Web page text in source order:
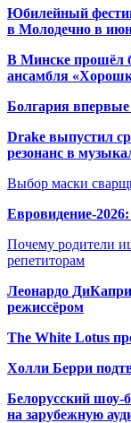
Юбилейный
в Молодечно в
В Минске прошёл
ансамбля
Болгария
Drake выпустил
резонанс в
Выбор маски
Евровидение-
Почему родители
репетиторам
Леонардо
режиссёром
The White Lotus
Холли Берри
Белорусский шоу-
на зарубежную